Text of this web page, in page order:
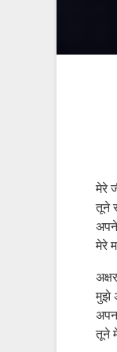
मेरे
तूने
मेरे
मुझे
तूने